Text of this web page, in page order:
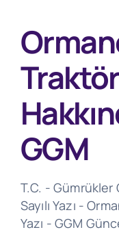
GGM
T.C. - Gümrükler
Sayılı Yazı -
Yazı - GGM